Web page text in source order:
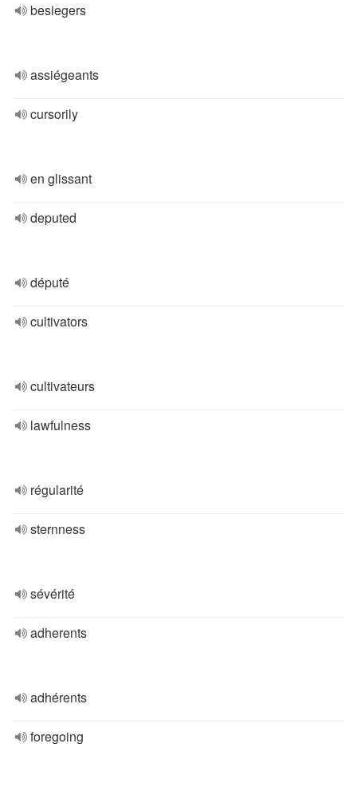
besiegers
assiégeants
cursorily
en glissant
deputed
député
cultivators
cultivateurs
lawfulness
régularité
sternness
sévérité
adherents
adhérents
foregoing